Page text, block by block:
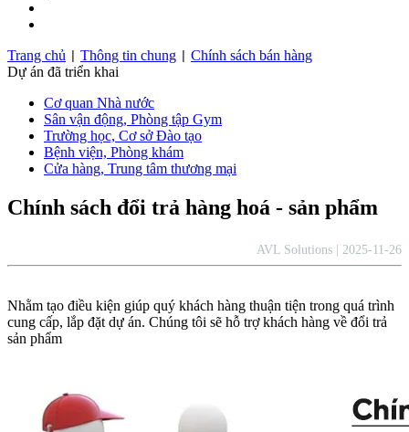
Trang chủ
Thông tin chung
Chính sách bán hàng
Dự án đã triển khai
Cơ quan Nhà nước
Sân vận động, Phòng tập Gym
Trường học, Cơ sở Đào tạo
Bệnh viện, Phòng khám
Cửa hàng, Trung tâm thương mại
Chính sách đổi trả hàng hoá - sản phẩm
AVL Solutions | 2025-11-26
Nhằm tạo điều kiện giúp quý khách hàng thuận tiện trong quá trình
cung cấp, lắp đặt dự án. Chúng tôi sẽ hỗ trợ khách hàng về đổi trả
sản phẩm